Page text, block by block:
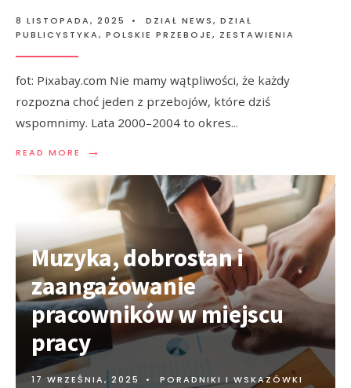
8 LISTOPADA, 2025 • DZIAŁ NEWS, DZIAŁ
PUBLICYSTYKA, POLSKIE PRZEBOJE, ZESTAWIENIA
fot: Pixabay.com Nie mamy wątpliwości, że każdy
rozpozna choć jeden z przebojów, które dziś
wspomnimy. Lata 2000–2004 to okres...
READ MORE →
Muzyka, dobrostan i
zaangażowanie
pracowników w miejscu
pracy
17 WRZEŚNIA, 2025 • PORADNIKI I WSKAZÓWKI